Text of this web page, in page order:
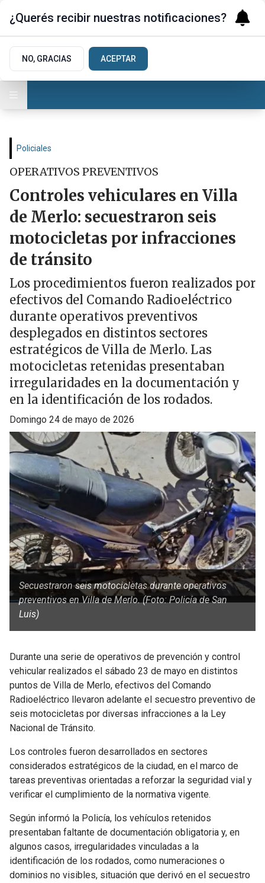
Policiales
OPERATIVOS PREVENTIVOS
Controles vehiculares en Villa
de Merlo: secuestraron seis
motocicletas por infracciones
de tránsito
Los procedimientos fueron realizados por
efectivos del Comando Radioeléctrico
durante operativos preventivos
desplegados en distintos sectores
estratégicos de Villa de Merlo. Las
motocicletas retenidas presentaban
irregularidades en la documentación y
en la identificación de los rodados.
domingo 24 de mayo de 2026
Secuestraron seis motocicletas durante operativos
preventivos en Villa de Merlo. (Foto: Policía de San
Luis)
Durante una serie de operativos de prevención y control
vehicular realizados el sábado 23 de mayo en distintos
puntos de Villa de Merlo, efectivos del Comando
Radioeléctrico llevaron adelante el secuestro preventivo de
seis motocicletas por diversas infracciones a la Ley
Nacional de Tránsito.
Los controles fueron desarrollados en sectores
considerados estratégicos de la ciudad, en el marco de
tareas preventivas orientadas a reforzar la seguridad vial y
verificar el cumplimiento de la normativa vigente.
Según informó la Policía, los vehículos retenidos
presentaban faltante de documentación obligatoria y, en
algunos casos, irregularidades vinculadas a la
identificación de los rodados, como numeraciones o
dominios no visibles, situación que derivó en el secuestro
¿Querés recibir nuestras notificaciones?
NO, GRACIAS ACEPTAR